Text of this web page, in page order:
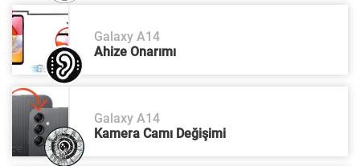
Galaxy A14
Ahize Onarımı
Galaxy A14
Kamera Camı Değişimi